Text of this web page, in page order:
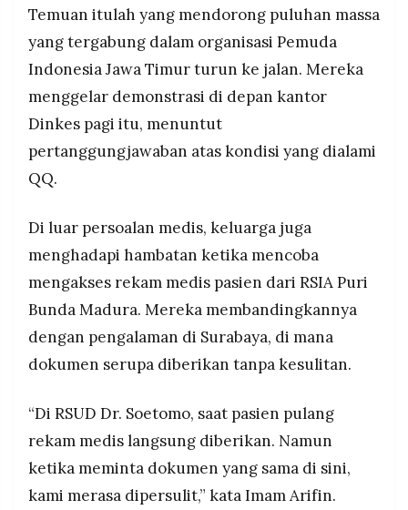
Temuan itulah yang mendorong puluhan massa
yang tergabung dalam organisasi Pemuda
Indonesia Jawa Timur turun ke jalan. Mereka
menggelar demonstrasi di depan kantor
Dinkes pagi itu, menuntut
pertanggungjawaban atas kondisi yang dialami
QQ.
Di luar persoalan medis, keluarga juga
menghadapi hambatan ketika mencoba
mengakses rekam medis pasien dari RSIA Puri
Bunda Madura. Mereka membandingkannya
dengan pengalaman di Surabaya, di mana
dokumen serupa diberikan tanpa kesulitan.
“Di RSUD Dr. Soetomo, saat pasien pulang
rekam medis langsung diberikan. Namun
ketika meminta dokumen yang sama di sini,
kami merasa dipersulit,” kata Imam Arifin.